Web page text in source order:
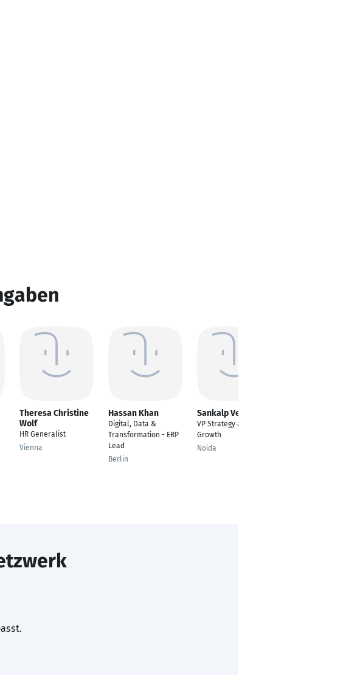
Theresa Christine
Wolf
HR Generalist
Vienna
Hassan Khan
Digital, Data &
Transformation - ERP
Lead
Berlin
Sankalp Verma
VP Strategy and
Growth
Noida